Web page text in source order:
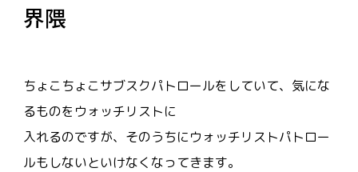
界隈
ちょこちょこサブスクパトロールをしていて、気にな
るものをウォッチリストに
入れるのですが、そのうちにウォッチリストパトロー
ルもしないといけなくなってきます。